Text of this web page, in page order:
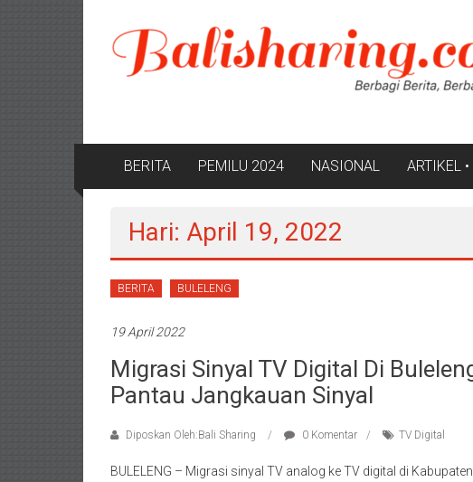
konten
BERITA PEMILU 2024 NASIONAL ARTIKEL
Hari: April 19, 2022
BERITA BULELENG
19 April 2022
Migrasi Sinyal TV Digital Di
Pantau Jangkauan Sinyal
Diposkan Oleh:Bali Sharing 0 Komentar TV Digital
BULELENG – Migrasi sinyal TV analog ke TV digital di